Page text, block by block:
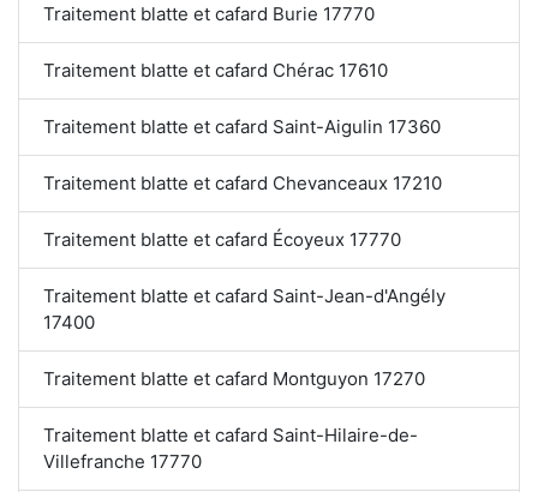
Traitement blatte et cafard Burie 17770
Traitement blatte et cafard Chérac 17610
Traitement blatte et cafard Saint-Aigulin 17360
Traitement blatte et cafard Chevanceaux 17210
Traitement blatte et cafard Écoyeux 17770
Traitement blatte et cafard Saint-Jean-d'Angély
17400
Traitement blatte et cafard Montguyon 17270
Traitement blatte et cafard Saint-Hilaire-de-
Villefranche 17770